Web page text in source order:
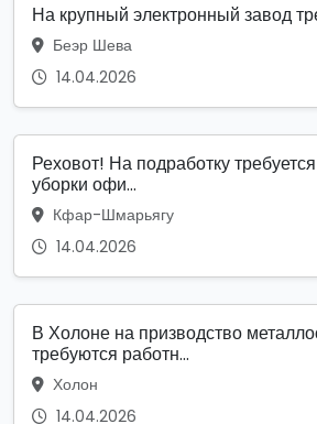
На крупный электронный завод
Беэр Шева
14.04.2026
Реховот! На подработку
уборки офи...
Кфар-Шмарьягу
14.04.2026
В Холоне на призводство
требуются работн...
Холон
14.04.2026